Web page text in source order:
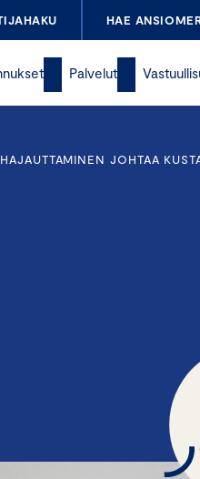
HAE
Palvelut
JOHTAA